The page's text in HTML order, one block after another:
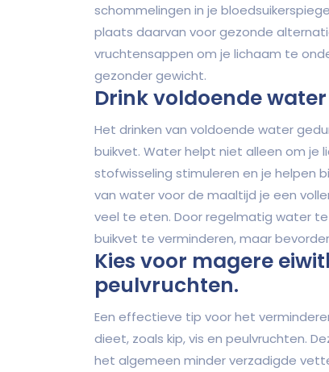
schommelingen in je
plaats daarvan voor gezonde
vruchtensappen om je lichaam te
gezonder gewicht.
Drink voldoende
Het drinken van voldoende water
buikvet. Water helpt niet alleen om je
stofwisseling stimuleren en je helpen
van water voor de maaltijd je een
veel te eten. Door regelmatig water
buikvet te verminderen, maar
Kies voor magere
peulvruchten.
Een effectieve tip voor het
dieet, zoals kip, vis en peulvruchten.
het algemeen minder verzadigde